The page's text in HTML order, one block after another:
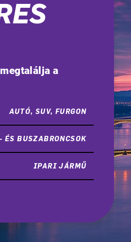
a
AUTÓ, SUV, FURGON
ÉS BUSZABRONCSOK
IPARI JÁRMŰ